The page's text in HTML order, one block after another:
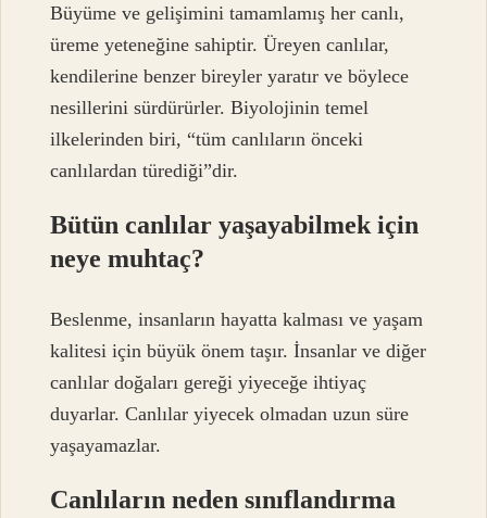
Büyüme ve gelişimini tamamlamış her canlı,
üreme yeteneğine sahiptir. Üreyen canlılar,
kendilerine benzer bireyler yaratır ve böylece
nesillerini sürdürürler. Biyolojinin temel
ilkelerinden biri, “tüm canlıların önceki
canlılardan türediği”dir.
Bütün canlılar yaşayabilmek için
neye muhtaç?
Beslenme, insanların hayatta kalması ve yaşam
kalitesi için büyük önem taşır. İnsanlar ve diğer
canlılar doğaları gereği yiyeceğe ihtiyaç
duyarlar. Canlılar yiyecek olmadan uzun süre
yaşayamazlar.
Canlıların neden sınıflandırma